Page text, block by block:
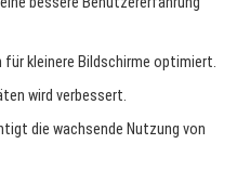
für kleinere Bildschirme optimiert.
wird verbessert.
die wachsende Nutzung von